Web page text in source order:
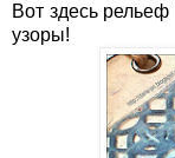
Вот здесь
узоры!